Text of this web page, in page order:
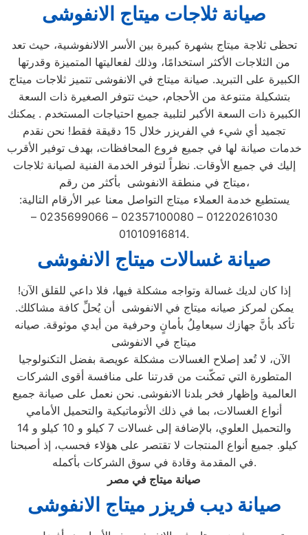
صيانة ثلاجات ميتاج الانفوشى
تحظى ثلاجة ميتاج بشهرة كبيرة بين الأسر الالانفوشىية، حيث تعد
من الثلاجات الأكثر استخدامًا، وذلك لفعاليتها المتميزة وقدرتها
الكبيرة على التبريد. صيانة ميتاج في الانفوشى تتميز ثلاجات ميتاج
بتشكيلة متنوعة من الأحجام، حيث تتوفر الصغيرة ذات السعة
الكبيرة ذات السعة الأكبر لتلبية جميع احتياجات المستخدم . يمكنك
تجميد أي شيء في الفريزر خلال 15 دقيقة فقط! نحن نقدم
خدمات صيانة لها في جميع فروع المحافظات، بهدف توفير الأقرب
إليك في جميع الأوقات. نظراً لتوفر الخدمة الفنية لصيانة ثلاجات
ميتاج في منطقة الانفوشى بأكثر من رقم،
يستطيع خدمة العملاء ميتاج التواصل معنا عبر الأرقام التالية:
01220261030 – 02357100080 – 0235699066 –
01010916814.
صيانة غسالات ميتاج الانفوشى
إذا كان لديك غسالة وتواجه مشكلة فيها، فلا داعي للقلق الآن!
يمكن لمركز صيانه ميتاج في الانفوشى أن يُحلِّ كافة مشاكلك.
تأكد بأنَّ جهازك سيعامِلُ بأمانٍ وحرفية من أيدي موثوقة. صيانه
ميتاج في الانفوشى
الآن، لا تُعد إصلاح الغسالات مشكلة عويصة بفضل التكنولوجيا
المتطورة التي تمكّنت من قدرتنا على منافسة أقوى الشركات
العالمية وإظهار فخر بلدنا الانفوشى. نحن نعمل على صيانة جميع
أنواع الغسالات، بما في ذلك الأتوماتيكية والتحميل الأمامي
والتحميل العلوي، بالإضافة إلى غسالات 7 كيلو و 10 كيلو و 14
كيلو. جميع أنواع المنتجات لا تقتصر على هؤلاء فحسب، إذ أصبحنا
في المقدمة وقادة في سوق الشركات بأكمله.
صيانة ميتاج في مصر
صيانة ديب فريزر ميتاج الانفوشى